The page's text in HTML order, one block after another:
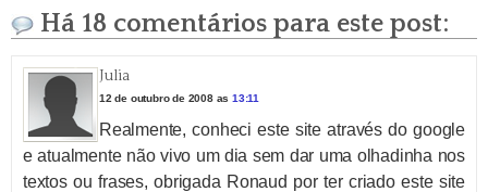
Há 18 comentários para este post:
Julia
12 de outubro de 2008 as13:11
Realmente, conheci este site através do google
e atualmente não vivo um dia sem dar uma olhadinha nos
textos ou frases, obrigada Ronaud por ter criado este site